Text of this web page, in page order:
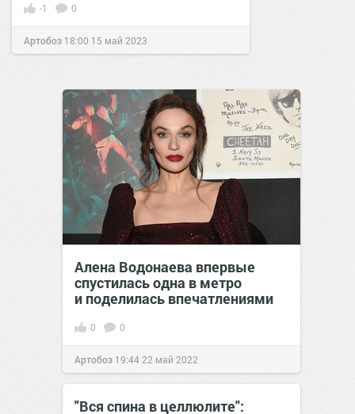
-1 0
Артобоз 18:00 15 май 2023
Алена Водонаева впервые
спустилась одна в метро
и поделилась впечатлениями
0 0
Артобоз 19:44 22 май 2022
"Вся спина в целлюлите":